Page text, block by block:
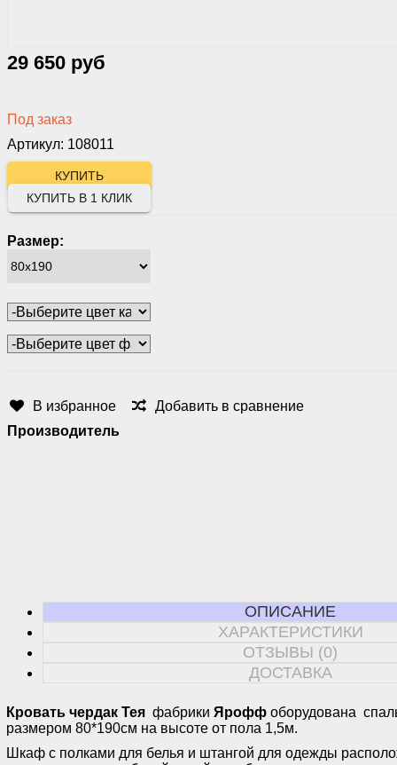
29 650 руб
Под заказ
Артикул: 108011
Размер:
КУПИТЬ В 1 КЛИК
В избранное
Добавить в сравнение
Производитель
ОПИСАНИЕ
ХАРАКТЕРИСТИКИ
ОТЗЫВЫ (0)
ДОСТАВКА
Кровать чердак Тея фабрики Ярофф оборудована
размером 80*190см на высоте от пола 1,5м.
Шкаф с полками для белья и штангой для одежды